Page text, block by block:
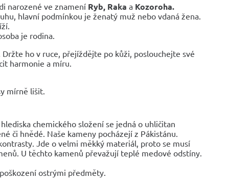
narozené ve znamení Ryb, Raka a Kozoroha.
hlavní podmínkou je ženatý muž nebo vdaná žena.
je rodina.
ho v ruce, přejíždějte po kůži, poslouchejte své
harmonie a míru.
mírně lišit.
chemického složení se jedná o uhličitan
či hnědé. Naše kameny pocházejí z Pákistánu.
Jde o velmi měkký materiál, proto se musí
U těchto kamenů převažují teplé medové odstíny.
ostrými předměty.